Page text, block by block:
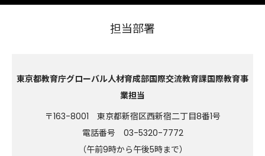
担当部署
東京都教育庁グローバル人材育成部国際交流教育課国際教育事
業担当
〒163-8001 東京都新宿区西新宿二丁目8番1号
電話番号 03-5320-7772
（午前9時から午後5時まで）